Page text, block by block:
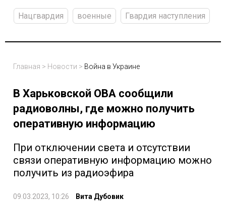
Нацгвардия военные Гвардия наступления
Главная > Новости > Война в Украине
В Харьковской ОВА сообщили
радиоволны, где можно получить
оперативную информацию
При отключении света и отсутствии
связи оперативную информацию можно
получить из радиоэфира
09.03.2023, 10:26 Вита Дубовик